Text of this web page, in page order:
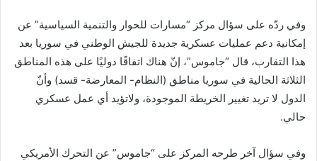
وفي ردّه على سؤال مركز “مسارات للحوار والتنمية السياسية” عن
إمكانية دعم عمليات عسكرية جديدة للجيش الوطني في سوريا بعد
هذا التقارب، قال “جاموس”، إنّ هناك اتفاقًا دوليًا على هذه المناطق
الثلاثة الحالية في سوريا مناطق (النظام- المعارضة- قسد) وأنّ
الدول لا تريد تغيير الخريطة الموجودة، ولاتؤيد أي عمل عسكري
حالي.
وفي سؤال آخر طرحه المركز على “جاموس” عن التحرك الأمريكي